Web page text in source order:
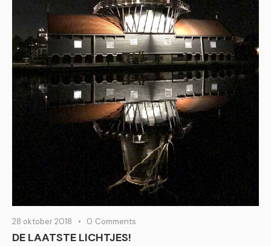
28 oktober 2018 0 Comments
DE LAATSTE LICHTJES!